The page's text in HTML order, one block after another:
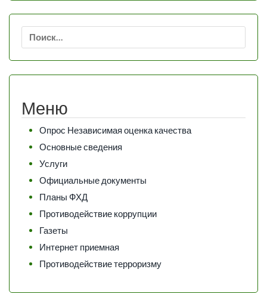
Найти:
Меню
Опрос Независимая оценка качества
Основные сведения
Услуги
Официальные документы
Планы ФХД
Противодействие коррупции
Газеты
Интернет приемная
Противодействие терроризму